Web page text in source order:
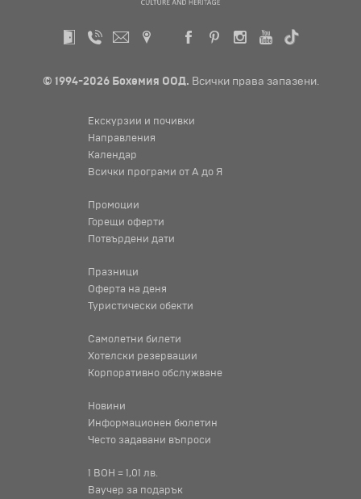
© 1994-2026 Бохемия ООД. Всички права запазени.
Екскурзии и почивки
Направления
Календар
Всички програми от А до Я
Промоции
Горещи оферти
Потвърдени дати
Празници
Оферта на деня
Туристически обекти
Самолетни билети
Хотелски резервации
Корпоративно обслужване
Новини
Информационен бюлетин
Често задавани въпроси
1 BOH = 1,01 лв.
Ваучер за подарък